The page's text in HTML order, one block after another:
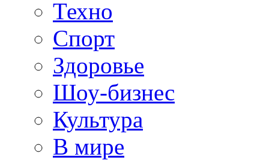
Техно
Спорт
Здоровье
Шоу-бизнес
Культура
В мире